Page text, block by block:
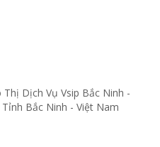
Dịch Vụ Vsip Bắc Ninh -
Bắc Ninh - Việt Nam